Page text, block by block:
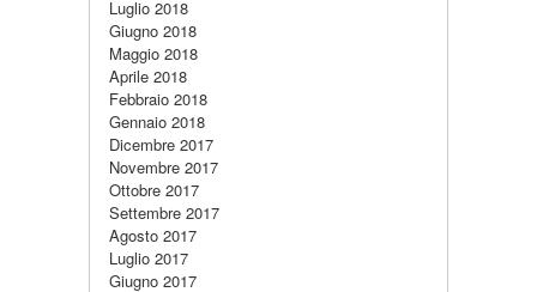
Luglio 2018
Giugno 2018
Maggio 2018
Aprile 2018
Febbraio 2018
Gennaio 2018
Dicembre 2017
Novembre 2017
Ottobre 2017
Settembre 2017
Agosto 2017
Luglio 2017
Giugno 2017